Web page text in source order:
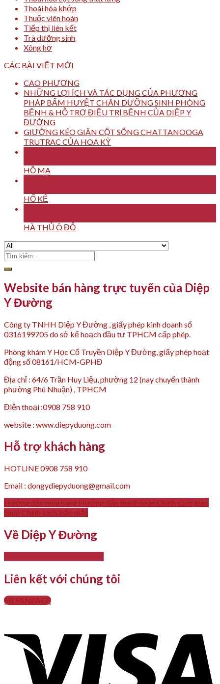
Thoái hóa khớp
Thuốc viên hoàn
Tiếp thị liên kết
Trà dưỡng sinh
Xông hơ
CÁC BÀI VIẾT MỚI
CAO PHƯƠNG
NHỮNG LỢI ÍCH VÀ TÁC DỤNG CỦA PHƯƠNG
PHÁP BẤM HUYỆT CHÂN DƯỠNG SINH PHÒNG
BỆNH & HỖ TRỢ ĐIỀU TRỊ BỆNH CỦA DIỆP Y
ĐƯỜNG
GIƯỜNG KÉO GIÃN CỘT SỐNG CHATTANOOGA
TRUTRAC CỦA HOA KỲ
HỒ MA
HỔ KẾ
HÀ THỦ Ô ĐỎ
Tìm
kiếm:
Website bán hàng trực tuyến của Diệp
Y Đường
Công ty TNHH Diệp Y Đường , giấy phép kinh doanh số
0316199705 do sở kế hoạch đầu tư TPHCM cấp phép.
Phòng khám Y Học Cổ Truyền Diệp Y Đường, giấy phép hoạt
động số 08161/HCM-GPHĐ
Địa chỉ : 64/6 Trần Huy Liệu, phường 12 (nay chuyển thành
phường Phú Nhuận) , TPHCM
Điện thoại :0908 758 910
website : www.diepyduong.com
Hỗ trợ khách hàng
HOTLINE 0908 758 910
Email : dongydiepyduong@gmail.com
Hướng dẫn mua hàng Hướng dẫn thanh toán Chính sách giao
hàng Chính sách bảo mật
Về Diệp Y Đường
Liên kết với chúng tôi
FB FANPAGE